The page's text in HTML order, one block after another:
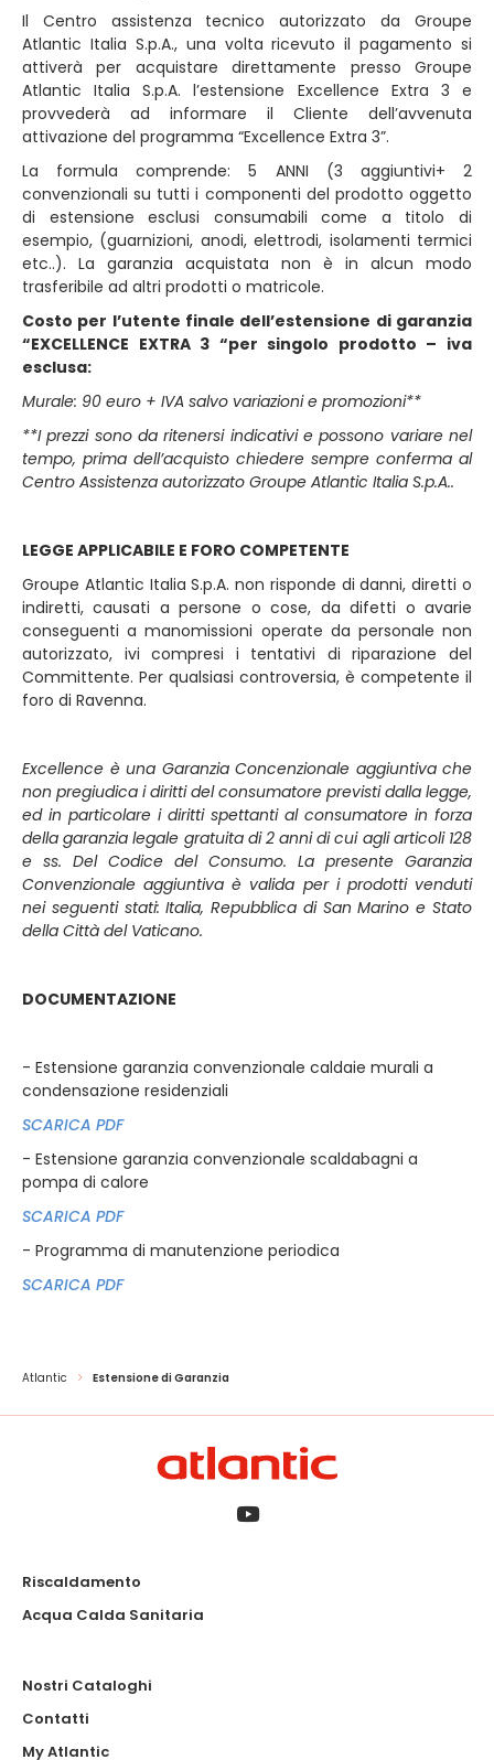
Il Centro assistenza tecnico autorizzato da Groupe
Atlantic Italia S.p.A., una volta ricevuto il pagamento si
attiverà per acquistare direttamente presso Groupe
Atlantic Italia S.p.A. l’estensione Excellence Extra 3 e
provvederà ad informare il Cliente dell’avvenuta
attivazione del programma “Excellence Extra 3”.
La formula comprende: 5 ANNI (3 aggiuntivi+ 2
convenzionali su tutti i componenti del prodotto oggetto
di estensione esclusi consumabili come a titolo di
esempio, (guarnizioni, anodi, elettrodi, isolamenti termici
etc..). La garanzia acquistata non è in alcun modo
trasferibile ad altri prodotti o matricole.
Costo per l’utente finale dell’estensione di garanzia
“EXCELLENCE EXTRA 3 “per singolo prodotto – iva
esclusa:
Murale: 90 euro + IVA salvo variazioni e promozioni**
**I prezzi sono da ritenersi indicativi e possono variare nel
tempo, prima dell’acquisto chiedere sempre conferma al
Centro Assistenza autorizzato Groupe Atlantic Italia S.p.A..
LEGGE APPLICABILE E FORO COMPETENTE
Groupe Atlantic Italia S.p.A. non risponde di danni, diretti o
indiretti, causati a persone o cose, da difetti o avarie
conseguenti a manomissioni operate da personale non
autorizzato, ivi compresi i tentativi di riparazione del
Committente. Per qualsiasi controversia, è competente il
foro di Ravenna.
Excellence è una Garanzia Concenzionale aggiuntiva che
non pregiudica i diritti del consumatore previsti dalla legge,
ed in particolare i diritti spettanti al consumatore in forza
della garanzia legale gratuita di 2 anni di cui agli articoli 128
e ss. Del Codice del Consumo. La presente Garanzia
Convenzionale aggiuntiva è valida per i prodotti venduti
nei seguenti stati: Italia, Repubblica di San Marino e Stato
della Città del Vaticano.
DOCUMENTAZIONE
- Estensione garanzia convenzionale caldaie murali a
condensazione residenziali
SCARICA PDF
- Estensione garanzia convenzionale scaldabagni a
pompa di calore
SCARICA PDF
- Programma di manutenzione periodica
SCARICA PDF
Atlantic Estensione di Garanzia
Riscaldamento
Acqua Calda Sanitaria
Nostri Cataloghi
Contatti
My Atlantic